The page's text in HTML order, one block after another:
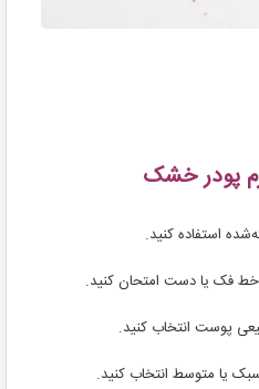
پودر خشک
استفاده کنید.
فک یا دست امتحان کنید.
پوست انتخاب کنید.
یا متوسط انتخاب کنید.